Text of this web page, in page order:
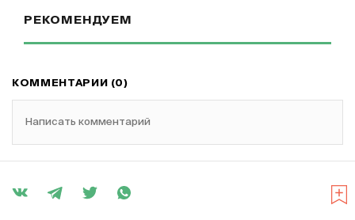
РЕКОМЕНДУЕМ
КОММЕНТАРИИ (0)
Написать комментарий